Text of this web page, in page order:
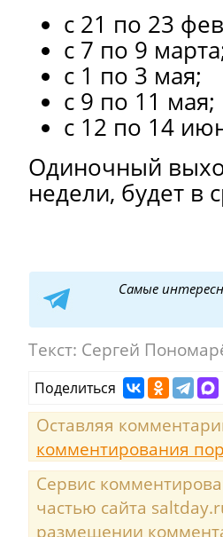
с 21 по 23
с 7 по 9
с 1 по 3 мая;
с 9 по 11 мая;
с 12 по 14
Одиночный
недели, будет в
Самые
Текст: Сергей
Поделиться
Оставляя
комментирования
Сервис
частью сайта
размещении